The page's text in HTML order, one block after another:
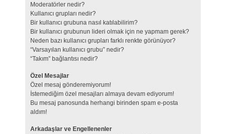
Moderatörler nedir?
Kullanıcı grupları nedir?
Bir kullanıcı grubuna nasıl katılabilirim?
Bir kullanıcı grubunun lideri olmak için ne yapmam gerek?
Neden bazı kullanıcı grupları farklı renkte görünüyor?
“Varsayılan kullanıcı grubu” nedir?
“Takım” bağlantısı nedir?
Özel Mesajlar
Özel mesaj gönderemiyorum!
İstemediğim özel mesajları almaya devam ediyorum!
Bu mesaj panosunda herhangi birinden spam e-posta
aldım!
Arkadaşlar ve Engellenenler